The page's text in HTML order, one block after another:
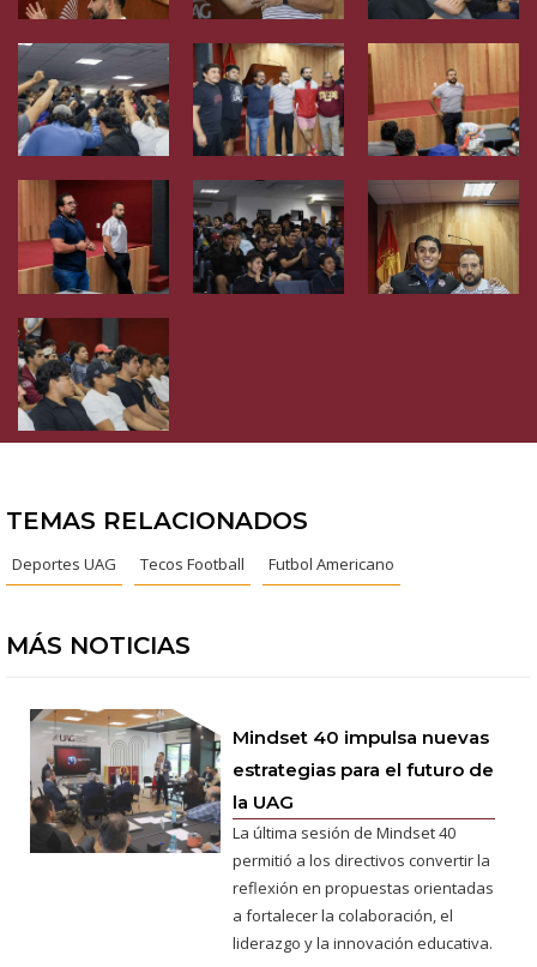
TEMAS RELACIONADOS
Deportes UAG Tecos Football Futbol Americano
MÁS NOTICIAS
Mindset 40 impulsa nuevas
estrategias para el futuro de
la UAG
La última sesión de Mindset 40
permitió a los directivos convertir la
reflexión en propuestas orientadas
a fortalecer la colaboración, el
liderazgo y la innovación educativa.